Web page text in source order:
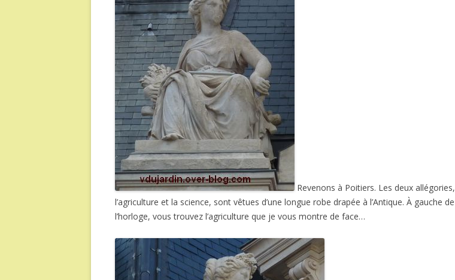
Revenons à Poitiers. Les deux allégories,
l’agriculture et la science, sont vêtues d’une longue robe drapée à l’Antique. À gauche de
l’horloge, vous trouvez l’agriculture que je vous montre de face…